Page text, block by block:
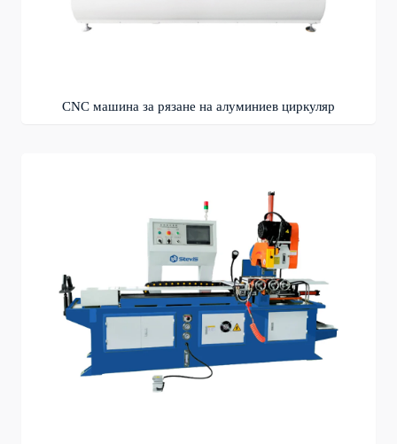
CNC машина за рязане на алуминиев циркуляр